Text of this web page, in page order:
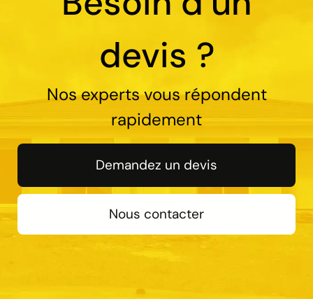
devis ?
Nos experts vous répondent
rapidement
Demandez un devis
Nous contacter